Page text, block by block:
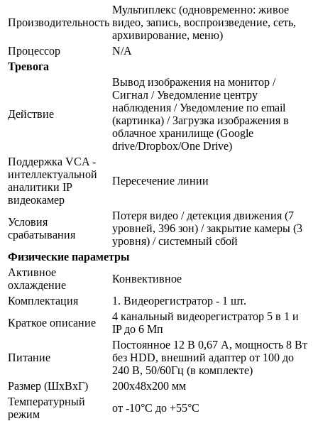
Производительность
Мультиплекс (одновременно: живое
видео, запись, воспроизведение, сеть,
архивирование, меню)
Процессор
N/A
Тревога
Действие
Вывод изображения на монитор /
Сигнал / Уведомление центру
наблюдения / Уведомление по email
(картинка) / Загрузка изображения в
облачное хранилище (Google
drive/Dropbox/One Drive)
Поддержка VCA -
интеллектуальной
аналитики IP
видеокамер
Пересечение линии
Условия
срабатывания
Потеря видео / детекция движения (7
уровней, 396 зон) / закрытие камеры (3
уровня) / системный сбой
Физические параметры
Активное
охлаждение
Конвективное
Комплектация
1. Видеорегистратор - 1 шт.
Краткое описание
4 канальный видеорегистратор 5 в 1 и
IP до 6 Мп
Питание
Постоянное 12 В 0,67 А, мощность 8 Вт
без HDD, внешний адаптер от 100 до
240 В, 50/60Гц (в комплекте)
Размер (ШxВxГ)
200x48x200 мм
Температурный
режим
от -10°C до +55°C